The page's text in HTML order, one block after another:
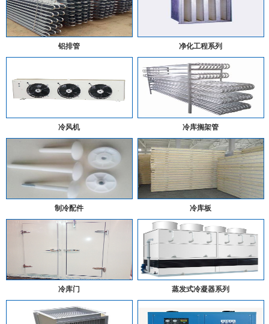
铝排管 净化工程系列
冷风机 冷库搁架管
制冷配件 冷库板
冷库门 蒸发式冷凝器系列